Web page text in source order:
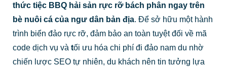
thức tiệc BBQ hải sản rực rỡ bách phân ngay trên
bè nuôi cá của ngư dân bản địa. Để sở hữu một hành
trình biển đảo rực rỡ, đảm bảo an toàn tuyệt đối về mã
code dịch vụ và tối ưu hóa chi phí đi đảo nam du nhờ
chiến lược SEO tự nhiên, du khách nên tin tưởng lựa